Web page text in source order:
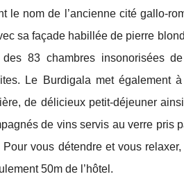
le nom de l’ancienne cité gallo-
sa façade habillée de pierre
83 chambres insonorisées
Le Burdigala met également
de délicieux petit-déjeuner
de vins servis au verre pris
vous détendre et vous
50m de l’hôtel.